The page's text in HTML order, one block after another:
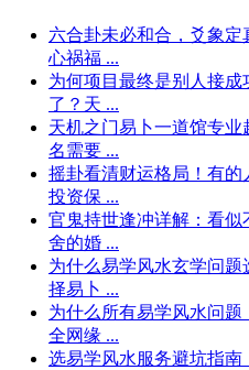
六合卦未必和合，爻象定
心祸福 ...
为何项目最终是别人接成
了？天 ...
天机之门易卜一道馆专业
名需要 ...
摇卦看清财运格局！有的
投资保 ...
官鬼持世逢冲详解：看似
舍的婚 ...
为什么易学风水玄学问题
择易卜 ...
为什么所有易学风水问题
全网缘 ...
选易学风水服务避坑指南